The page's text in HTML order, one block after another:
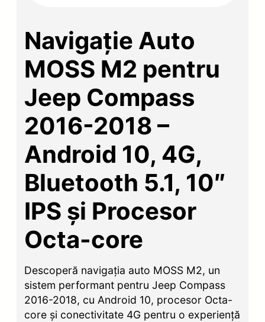
Navigație Auto
MOSS M2 pentru
Jeep Compass
2016-2018 –
Android 10, 4G,
Bluetooth 5.1, 10″
IPS și Procesor
Octa-core
Descoperă navigația auto MOSS M2, un
sistem performant pentru Jeep Compass
2016-2018, cu Android 10, procesor Octa-
core și conectivitate 4G pentru o experiență